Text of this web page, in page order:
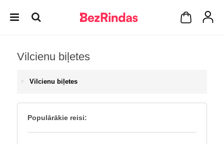
Vilcienu biļetes
Vilcienu biļetes
Populārākie reisi: